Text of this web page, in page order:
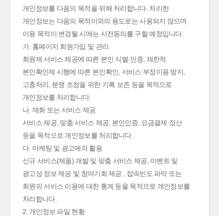
개인정보를 다음의 목적을 위해 처리합니다. 처리한
개인정보는 다음의 목적이외의 용도로는 사용되지 않으며
이용 목적이 변경될 시에는 사전동의를 구할 예정입니다.
가. 홈페이지 회원가입 및 관리
회원제 서비스 제공에 따른 본인 식별·인증, 제한적
본인확인제 시행에 따른 본인확인, 서비스 부정이용 방지,
고충처리, 분쟁 조정을 위한 기록 보존 등을 목적으로
개인정보를 처리합니다.
나. 재화 또는 서비스 제공
서비스 제공, 맞춤 서비스 제공, 본인인증, 요금결제·정산
등을 목적으로 개인정보를 처리합니다.
다. 마케팅 및 광고에의 활용
신규 서비스(제품) 개발 및 맞춤 서비스 제공, 이벤트 및
광고성 정보 제공 및 참여기회 제공 , 접속빈도 파악 또는
회원의 서비스 이용에 대한 통계 등을 목적으로 개인정보를
처리합니다.
2. 개인정보 파일 현황